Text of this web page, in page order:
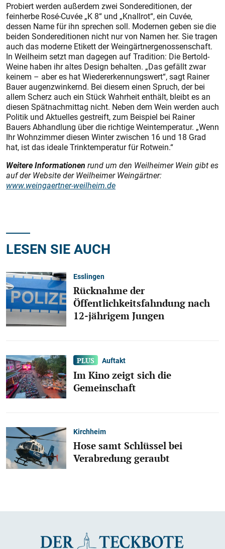
Probiert werden außerdem zwei Sondereditionen, der
feinherbe Rosé-Cuvée „K 8“ und „Knallrot“, ein Cuvée,
dessen Name für ihn sprechen soll. Modernen geben sie die
beiden Sondereditionen nicht nur von Namen her. Sie tragen
auch das moderne Etikett der Weingärtnergenossenschaft.
In Weilheim setzt man dagegen auf Tradition: Die Bertold-
Weine haben ihr altes Design behalten. „Das gefällt zwar
keinem – aber es hat Wiedererkennungswert“, sagt Rainer
Bauer augenzwinkernd. Bei diesem einen Spruch, der bei
allem Scherz auch ein Stück Wahrheit enthält, bleibt es an
diesen Spätnachmittag nicht. Neben dem Wein werden auch
Politik und Aktuelles gestreift, zum Beispiel bei Rainer
Bauers Abhandlung über die richtige Weintemperatur. „Wenn
Ihr Wohnzimmer diesen Winter zwischen 16 und 18 Grad
hat, ist das ideale Trinktemperatur für Rotwein.“
Weitere Informationen rund um den Weilheimer Wein gibt es
auf der Website der Weilheimer Weingärtner:
www.weingaertner-weilheim.de
LESEN SIE AUCH
Esslingen
Rücknahme der
Öffentlichkeitsfahndung nach
12-jährigem Jungen
Auftakt
Im Kino zeigt sich die
Gemeinschaft
Kirchheim
Hose samt Schlüssel bei
Verabredung geraubt